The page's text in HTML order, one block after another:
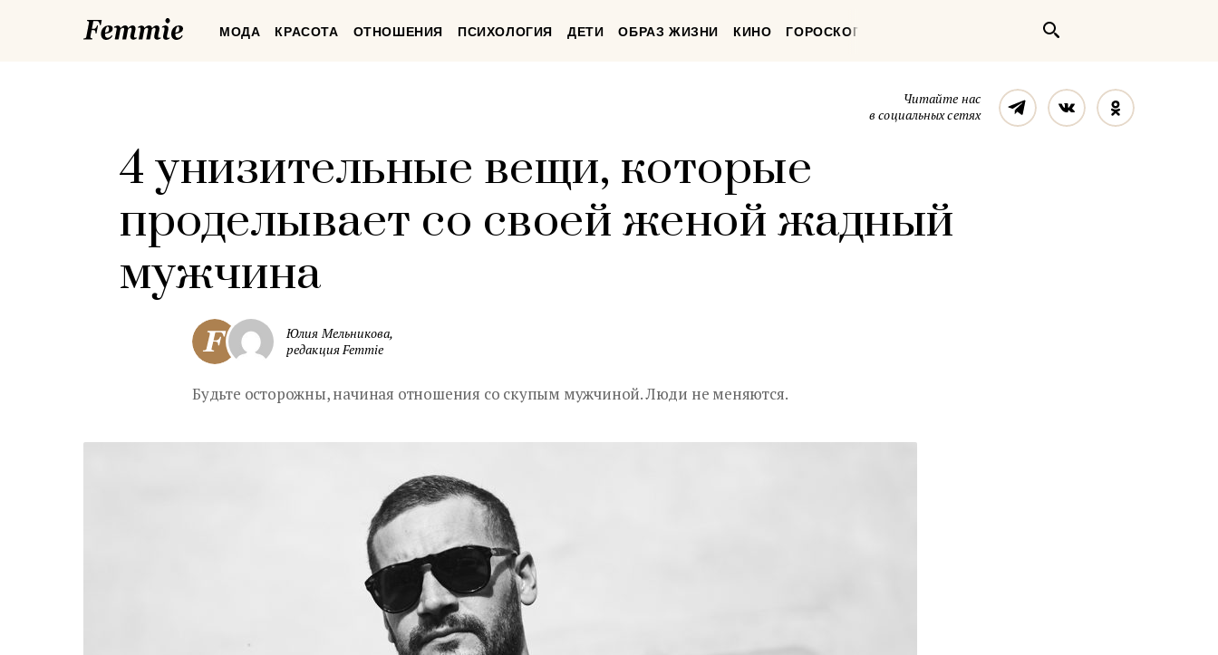
FemmieМОДА КРАСОТА ОТНОШЕНИЯ ПСИХОЛОГИЯ ДЕТИ ОБРАЗ ЖИЗНИ КИНО ГОРОСКОП
Читайте нас
в социальных сетях
ТелеграмВконтакте
4 унизительные вещи, которые
проделывает со своей женой жадный
мужчина
Юлия Мельникова,
редакция Femmie
Будьте осторожны, начиная отношения со скупым мужчиной. Люди не меняются.